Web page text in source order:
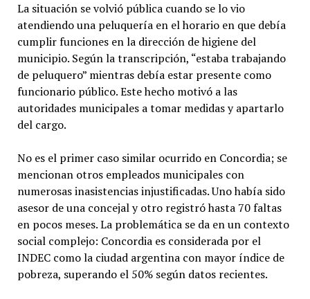
La situación se volvió pública cuando se lo vio
atendiendo una peluquería en el horario en que debía
cumplir funciones en la dirección de higiene del
municipio. Según la transcripción, “estaba trabajando
de peluquero” mientras debía estar presente como
funcionario público. Este hecho motivó a las
autoridades municipales a tomar medidas y apartarlo
del cargo.
No es el primer caso similar ocurrido en Concordia; se
mencionan otros empleados municipales con
numerosas inasistencias injustificadas. Uno había sido
asesor de una concejal y otro registró hasta 70 faltas
en pocos meses. La problemática se da en un contexto
social complejo: Concordia es considerada por el
INDEC como la ciudad argentina con mayor índice de
pobreza, superando el 50% según datos recientes.